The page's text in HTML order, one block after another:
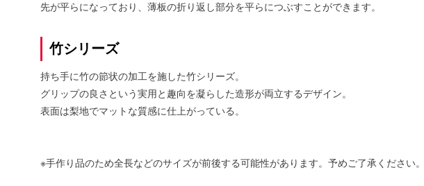
先が平らになっており、薄板の折り返し部分を平らにつぶすことができます。
竹シリーズ
持ち手に竹の節状の加工を施した竹シリーズ。
グリップの良さという実用と趣向を凝らした造形が両立するデザイン。
表面は梨地でマットな質感に仕上がっている。
※手作り品のため全長などのサイズが前後する可能性があります。予めご了承ください